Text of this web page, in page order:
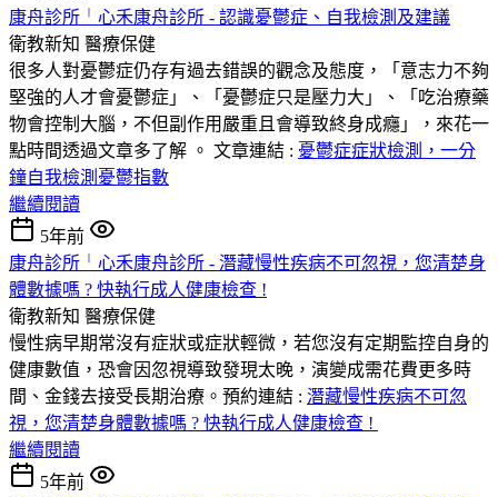
康舟診所╵心禾康舟診所 - 認識憂鬱症、自我檢測及建議
衛教新知 醫療保健
很多人對憂鬱症仍存有過去錯誤的觀念及態度，「意志力不夠
堅強的人才會憂鬱症」、「憂鬱症只是壓力大」、「吃治療藥
物會控制大腦，不但副作用嚴重且會導致終身成癮」，來花一
點時間透過文章多了解 。 文章連結 : 憂鬱症症狀檢測，一分
鐘自我檢測憂鬱指數
繼續閱讀
5年前
康舟診所╵心禾康舟診所 - 潛藏慢性疾病不可忽視，您清楚身
體數據嗎 ? 快執行成人健康檢查 !
衛教新知 醫療保健
慢性病早期常沒有症狀或症狀輕微，若您沒有定期監控自身的
健康數值，恐會因忽視導致發現太晚，演變成需花費更多時
間、金錢去接受長期治療。預約連結 : 潛藏慢性疾病不可忽
視，您清楚身體數據嗎 ? 快執行成人健康檢查 !
繼續閱讀
5年前